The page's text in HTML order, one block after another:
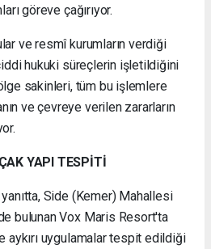
göreve çağırıyor.
ve resmî kurumların verdiği
hukuki süreçlerin işletildiğini
sakinleri, tüm bu işlemlere
ve çevreye verilen zararların
YAPI TESPİTİ
Side (Kemer) Mahallesi
bulunan Vox Maris Resort'ta
aykırı uygulamalar tespit edildiği